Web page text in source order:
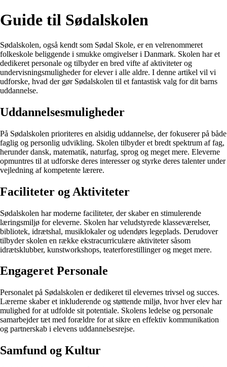
Guide til Sødalskolen
Sødalskolen, også kendt som Sødal Skole, er en velrenommeret
folkeskole beliggende i smukke omgivelser i Danmark. Skolen har et
dedikeret personale og tilbyder en bred vifte af aktiviteter og
undervisningsmuligheder for elever i alle aldre. I denne artikel vil vi
udforske, hvad der gør Sødalskolen til et fantastisk valg for dit barns
uddannelse.
Uddannelsesmuligheder
På Sødalskolen prioriteres en alsidig uddannelse, der fokuserer på både
faglig og personlig udvikling. Skolen tilbyder et bredt spektrum af fag,
herunder dansk, matematik, naturfag, sprog og meget mere. Eleverne
opmuntres til at udforske deres interesser og styrke deres talenter under
vejledning af kompetente lærere.
Faciliteter og Aktiviteter
Sødalskolen har moderne faciliteter, der skaber en stimulerende
læringsmiljø for eleverne. Skolen har veludstyrede klasseværelser,
bibliotek, idrætshal, musiklokaler og udendørs legeplads. Derudover
tilbyder skolen en række ekstracurriculære aktiviteter såsom
idrætsklubber, kunstworkshops, teaterforestillinger og meget mere.
Engageret Personale
Personalet på Sødalskolen er dedikeret til elevernes trivsel og succes.
Lærerne skaber et inkluderende og støttende miljø, hvor hver elev har
mulighed for at udfolde sit potentiale. Skolens ledelse og personale
samarbejder tæt med forældre for at sikre en effektiv kommunikation
og partnerskab i elevens uddannelsesrejse.
Samfund og Kultur